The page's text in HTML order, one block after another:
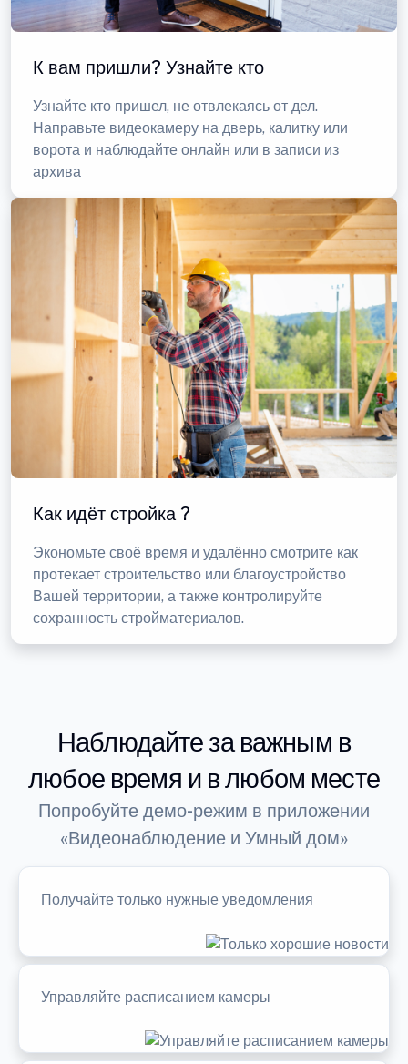
К вам пришли? Узнайте кто
Узнайте кто пришел, не отвлекаясь от дел.
Направьте видеокамеру на дверь, калитку или
ворота и наблюдайте онлайн или в записи из
архива
Как идёт стройка ?
Экономьте своё время и удалённо смотрите как
протекает строительство или благоустройство
Вашей территории, а также контролируйте
сохранность стройматериалов.
Наблюдайте за важным в
любое время и в любом месте
Попробуйте демо-режим в приложении
«Видеонаблюдение и Умный дом»
Получайте только нужные уведомления
Управляйте расписанием камеры